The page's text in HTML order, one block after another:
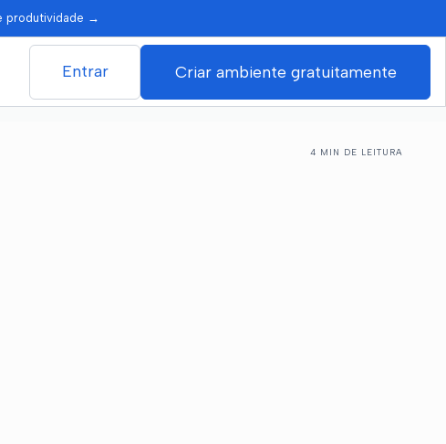
produtividade →
Entrar Criar ambiente gratuitamente
4 MIN DE LEITURA